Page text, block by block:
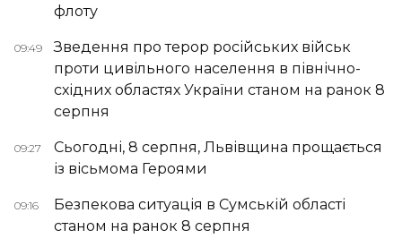
флоту
09:49
Зведення про терор російських військ
проти цивільного населення в північно-
східних областях України станом на ранок 8
серпня
09:27
Сьогодні, 8 серпня, Львівщина прощається
із вісьмома Героями
09:16
Безпекова ситуація в Сумській області
станом на ранок 8 серпня